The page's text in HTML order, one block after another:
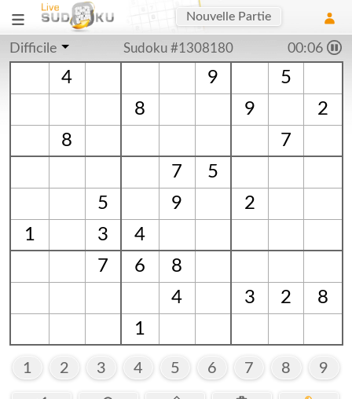
Nouvelle Partie
Difficile Sudoku #1308180 00:07
4 9
5
8
9
2
8
7
7
5
5
9
2
1
3
4
7
6
8
4
3 2
8
1
1 2 3 4 5 6 7 8 9